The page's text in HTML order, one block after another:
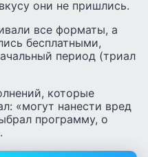
они не пришлись.
все форматы, а
бесплатными,
период (триал
которые
«могут нанести вред
программу, о